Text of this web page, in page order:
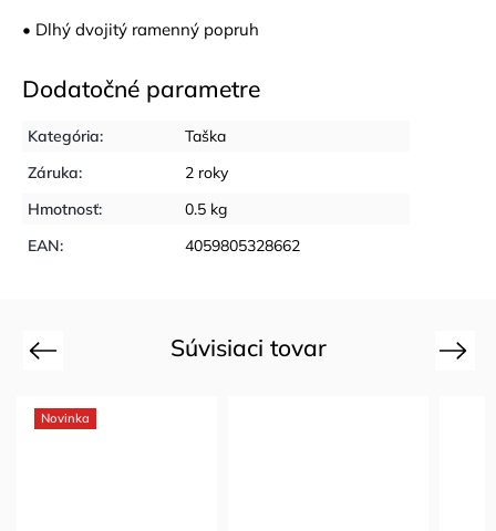
• Dlhý dvojitý ramenný popruh
Dodatočné parametre
Kategória:
Taška
Záruka:
2 roky
Hmotnosť:
0.5 kg
EAN: 4059805328662
Súvisiaci tovar
Previous
Novinka
Next